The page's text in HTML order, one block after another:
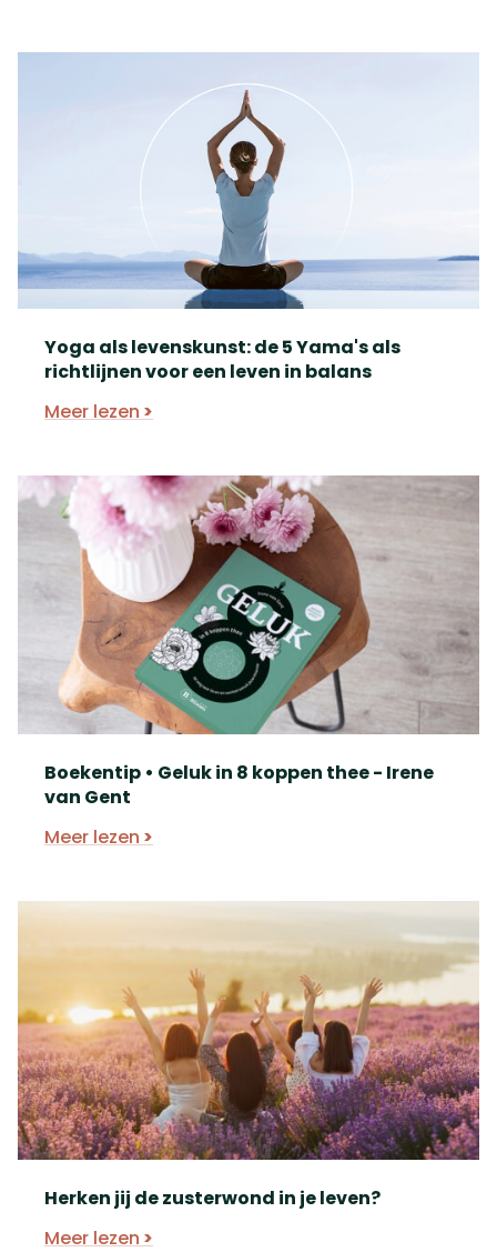
Yoga als levenskunst: de 5 Yama's als
richtlijnen voor een leven in balans
Meer lezen
Boekentip • Geluk in 8 koppen thee - Irene
van Gent
Meer lezen
Herken jij de zusterwond in je leven?
Meer lezen